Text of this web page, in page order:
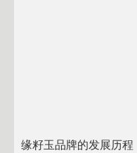
缘籽玉品牌的发展历程